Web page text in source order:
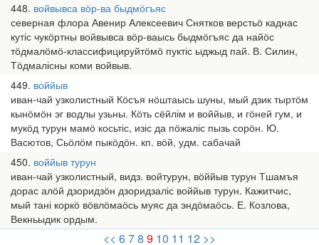
448 войвывса вӧр-ва быдмӧгъяс
северная флора Авенир Алексеевич Снятков верстьӧ каднас
кутіс чукӧртны войвывса вӧр-ваысь быдмӧгъяс да найӧс
тӧдмалӧмӧ-классифицируйтӧмӧ пуктіс ыджыд пай. В. Силин,
Тӧдмалісны коми войвыв.
449 воййыв
иван-чай узколистный Кӧсъя нӧштаысь шуны, мый дзик тыртӧм
кынӧмӧн эг водлы узьны. Кӧть сёйлім и воййыв, и гӧней гум, и
мукӧд турун мамӧ косьтіс, изіс да пӧжаліс пызь сорӧн. Ю.
Васютов, Сьӧлӧм пыкӧдӧн. кп. вӧй, удм. сабачай
450 воййыв турун
иван-чай узколистный, видз. войтурун, вӧййыв турун Тшамъя
дорас алӧй дзоридзӧн дзоридзаліс воййыв турун. Кажитчис,
мый тані коркӧ вӧвлӧмаӧсь муяс да эндӧмаӧсь. Е. Козлова,
Векньыдик ордым.
<< 678 9 10 11 12 >>